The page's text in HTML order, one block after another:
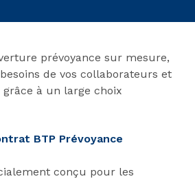
prévoyance sur mesure,
de vos collaborateurs et
à un large choix
BTP Prévoyance
conçu pour les